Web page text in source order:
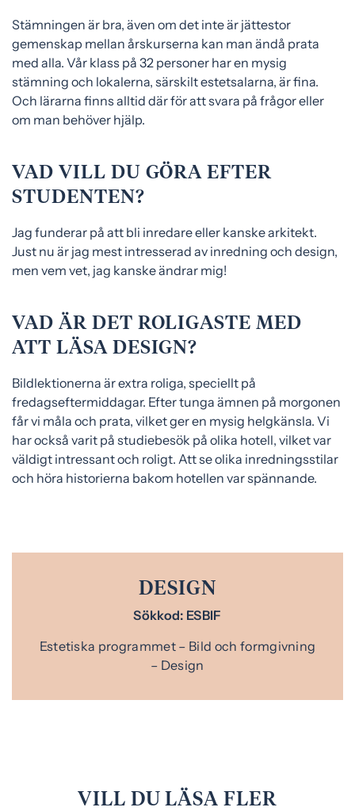
Stämningen är bra, även om det inte är jättestor
gemenskap mellan årskurserna kan man ändå prata
med alla. Vår klass på 32 personer har en mysig
stämning och lokalerna, särskilt estetsalarna, är fina.
Och lärarna finns alltid där för att svara på frågor eller
om man behöver hjälp.
VAD VILL DU GÖRA EFTER
STUDENTEN?
Jag funderar på att bli inredare eller kanske arkitekt.
Just nu är jag mest intresserad av inredning och design,
men vem vet, jag kanske ändrar mig!
VAD ÄR DET ROLIGASTE MED
ATT LÄSA DESIGN?
Bildlektionerna är extra roliga, speciellt på
fredagseftermiddagar. Efter tunga ämnen på morgonen
får vi måla och prata, vilket ger en mysig helgkänsla. Vi
har också varit på studiebesök på olika hotell, vilket var
väldigt intressant och roligt. Att se olika inredningsstilar
och höra historierna bakom hotellen var spännande.
DESIGN
Sökkod: ESBIF
Estetiska programmet – Bild och formgivning
– Design
VILL DU LÄSA FLER